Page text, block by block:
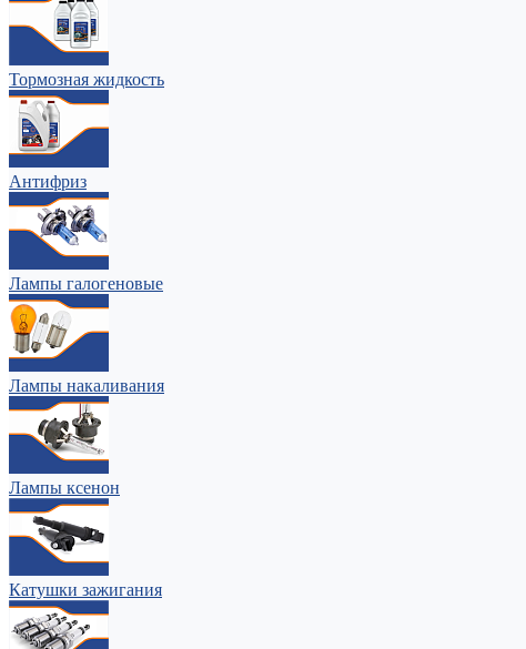
Тормозная жидкость
Антифриз
Лампы галогеновые
Лампы накаливания
Лампы ксенон
Катушки зажигания